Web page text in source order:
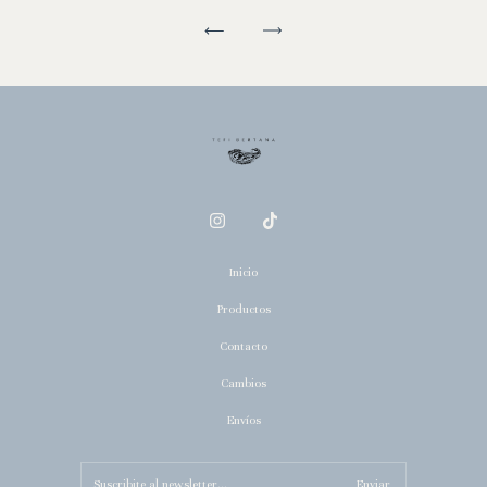
Inicio
Productos
Contacto
Cambios
Envíos